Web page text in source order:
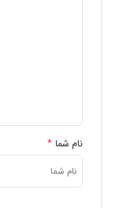
نام شما *